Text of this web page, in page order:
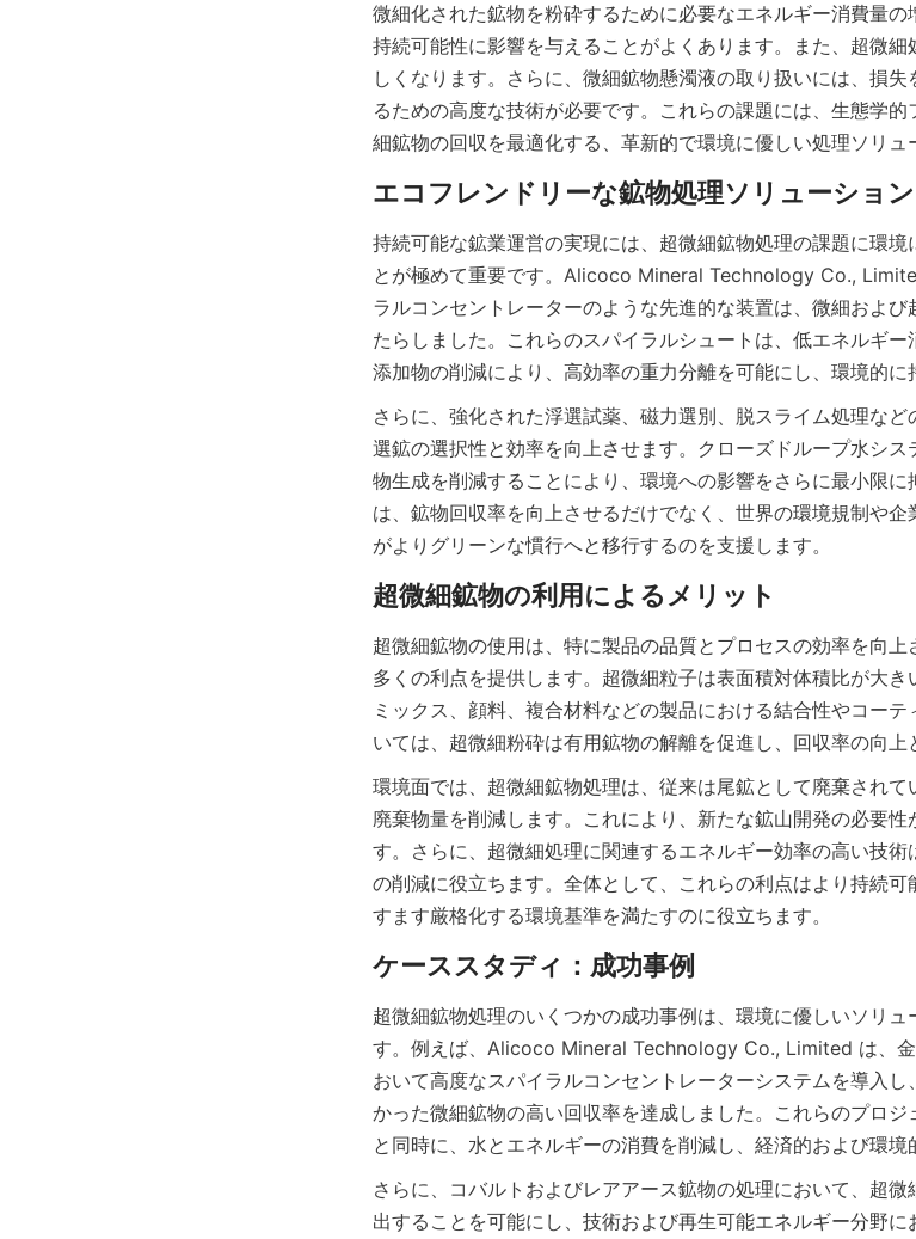
微細化された鉱物を粉砕するために必要なエネルギー消費量
持続可能性に影響を与えることがよくあります。また、超微
しくなります。さらに、微細鉱物懸濁液の取り扱いには、損
るための高度な技術が必要です。これらの課題には、生態学
細鉱物の回収を最適化する、革新的で環境に優しい処理ソリュ
持続可能な鉱業運営の実現には、超微細鉱物処理の課題に環
とが極めて重要です。Alicoco Mineral Technology Co.,
ラルコンセントレーターのような先進的な装置は、微細およ
たらしました。これらのスパイラルシュートは、低エネルギ
添加物の削減により、高効率の重力分離を可能にし、環境的に
さらに、強化された浮選試薬、磁力選別、脱スライム処理な
選鉱の選択性と効率を向上させます。クローズドループ水シ
物生成を削減することにより、環境への影響をさらに最小限
は、鉱物回収率を向上させるだけでなく、世界の環境規制や
がよりグリーンな慣行へと移行するのを支援します。
超微細鉱物の使用は、特に製品の品質とプロセスの効率を向
多くの利点を提供します。超微細粒子は表面積対体積比が大
ミックス、顔料、複合材料などの製品における結合性やコー
いては、超微細粉砕は有用鉱物の解離を促進し、回収率の向上
環境面では、超微細鉱物処理は、従来は尾鉱として廃棄されて
廃棄物量を削減します。これにより、新たな鉱山開発の必要
す。さらに、超微細処理に関連するエネルギー効率の高い技
の削減に役立ちます。全体として、これらの利点はより持続
すます厳格化する環境基準を満たすのに役立ちます。
超微細鉱物処理のいくつかの成功事例は、環境に優しいソリ
す。例えば、Alicoco Mineral Technology Co., Limited は、
おいて高度なスパイラルコンセントレーターシステムを導入
かった微細鉱物の高い回収率を達成しました。これらのプロ
と同時に、水とエネルギーの消費を削減し、経済的および環境
さらに、コバルトおよびレアアース鉱物の処理において、超
出することを可能にし、技術および再生可能エネルギー分野